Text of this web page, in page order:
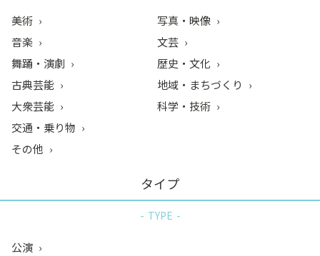
美術
音楽
舞踊・演劇
古典芸能
大衆芸能
写真・映像
文芸
歴史・文化
地域・まちづくり
科学・技術
交通・乗り物
その他
タイプ
TYPE
公演